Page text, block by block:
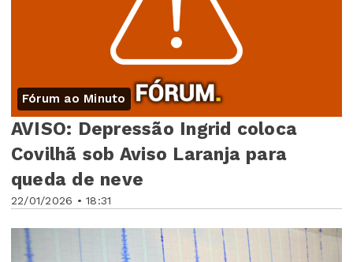
Fórum ao Minuto
22/01/2026 • 18:31
AVISO: Depressão Ingrid coloca
Covilhã sob Aviso Laranja para
queda de neve